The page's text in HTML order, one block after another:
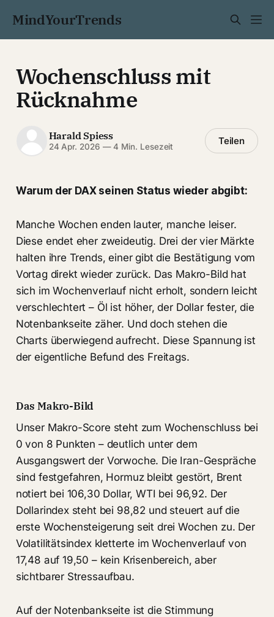
MindYourTrends
Wochenschluss mit
Rücknahme
Harald Spiess
24 Apr. 2026 —4 Min. Lesezeit Teilen
Warum der DAX seinen Status wieder abgibt:
Manche Wochen enden lauter, manche leiser.
Diese endet eher zweideutig. Drei der vier Märkte
halten ihre Trends, einer gibt die Bestätigung vom
Vortag direkt wieder zurück. Das Makro-Bild hat
sich im Wochenverlauf nicht erholt, sondern leicht
verschlechtert – Öl ist höher, der Dollar fester, die
Notenbankseite zäher. Und doch stehen die
Charts überwiegend aufrecht. Diese Spannung ist
der eigentliche Befund des Freitags.
Das Makro-Bild
Unser Makro-Score steht zum Wochenschluss bei
0 von 8 Punkten – deutlich unter dem
Ausgangswert der Vorwoche. Die Iran-Gespräche
sind festgefahren, Hormuz bleibt gestört, Brent
notiert bei 106,30 Dollar, WTI bei 96,92. Der
Dollarindex steht bei 98,82 und steuert auf die
erste Wochensteigerung seit drei Wochen zu. Der
Volatilitätsindex kletterte im Wochenverlauf von
17,48 auf 19,50 – kein Krisenbereich, aber
sichtbarer Stressaufbau.
Auf der Notenbankseite ist die Stimmung